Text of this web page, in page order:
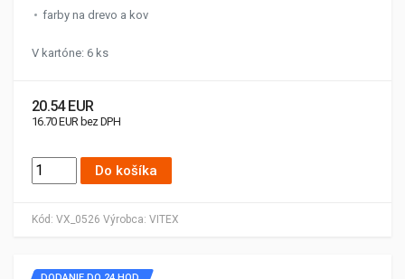
Kód: VX_0526 Výrobca: VITEX
farby na drevo a kov
V kartóne: 6 ks
20.54 EUR
16.70 EUR bez DPH
Do košíka